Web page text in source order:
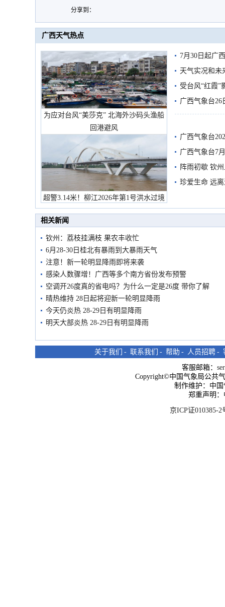
分享到：
广西天气热点
为应对台风“美莎克” 北海外沙码头渔船
回港避风
超警3.14米！柳江2026年第1号洪水过境
市民在堤岸见证汛况
7月30日起广
天气实况和未
受台风“红霞”
有较强降雨
广西气象台26
广西气象台
预警
广西气象台7
阵雨初歇 钦
珍爱生命 远
相关新闻
钦州：荔枝挂满枝 果农丰收忙
6月28-30日桂北有暴雨到大暴雨天气
注意！新一轮明显降雨即将来袭
感染人数骤增！广西等多个南方省份发布预警
空调开26度真的省电吗？为什么一定是26度 带你了解
晴热维持 28日起将迎新一轮明显降雨
今天仍炎热 28-29日有明显降雨
明天大部炎热 28-29日有明显降雨
关于我们 - 联系我们 - 帮助 - 人员招聘 -
客服邮箱：
Copyright©中国气象局公共
制作维护：中
郑重声明
京ICP证010385-2